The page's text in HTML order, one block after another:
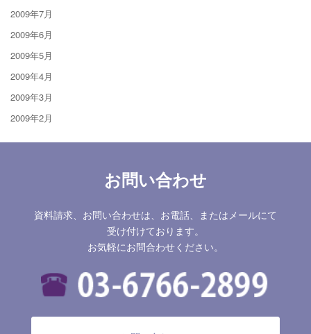
2009年7月
2009年6月
2009年5月
2009年4月
2009年3月
2009年2月
お問い合わせ
資料請求、お問い合わせは、お電話、またはメールにて
受け付けております。
お気軽にお問合わせください。